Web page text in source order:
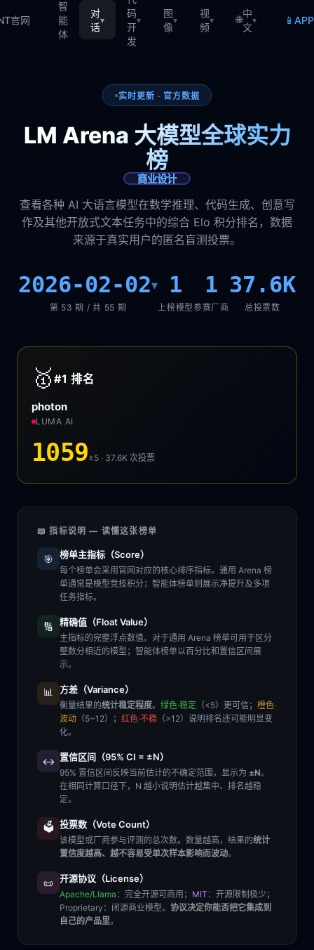
官网
智
能
体
对
话
▾
码
开
发
▾
图
像
▾
视
频
▾ 🌐
中
文
▾ 📱
实时更新 · 官方数据
LM Arena 大模型全球实力
榜
商业设计
查看各种 AI 大语言模型在数学推理、代码生成、创意写
作及其他开放式文本任务中的综合 Elo 积分排名，数据
来源于真实用户的匿名盲测投票。
2026-02-02▾
第 53 期 / 共 55 期
1
上榜模型
1
参赛厂商
37.6K
总投票数
🥇 #1排名
photon
LUMA AI
1059±5 · 37.6K次投票
📖 指标说明 — 读懂这张榜单
🎯 榜单主指标（Score）
每个榜单会采用官网对应的核心排序指标。通用 Arena 榜
单通常是模型竞技积分；智能体榜单则展示净提升及多项
任务指标。
🔢 精确值（Float Value）
主指标的完整浮点数值。对于通用 Arena 榜单可用于区分
整数分相近的模型；智能体榜单以百分比和置信区间展
示。
📊 方差（Variance）
衡量结果的统计稳定程度。 绿色·稳定 （<5）更可信； 橙色·
波动 （5~12）； 红色·不稳 （>12）说明排名还可能明显变
化。
↔️ 置信区间（95% CI = ±N）
95% 置信区间反映当前估计的不确定范围，显示为 ±N。
在相同计算口径下，N 越小说明估计越集中、排名越稳
定。
🗳️ 投票数（Vote Count）
该模型或厂商参与评测的总次数。数量越高，结果的统计
置信度越高、越不容易受单次样本影响而波动。
📜 开源协议（License）
Apache/Llama ：完全开源可商用； MIT ：开源限制极少；
Proprietary ：闭源商业模型。 协议决定你能否把它集成到
自己的产品里。